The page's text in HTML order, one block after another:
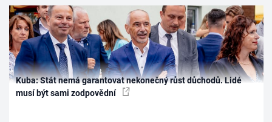
Kuba: Stát nemá garantovat nekonečný růst důchodů. Lidé
musí být sami zodpovědní